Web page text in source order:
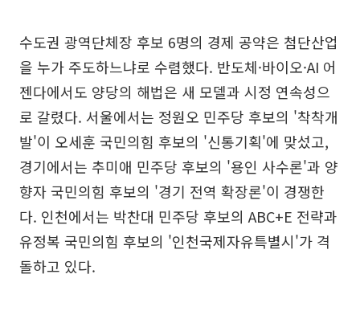
수도권 광역단체장 후보 6명의 경제 공약은 첨단산업
을 누가 주도하느냐로 수렴했다. 반도체·바이오·AI 어
젠다에서도 양당의 해법은 새 모델과 시정 연속성으
로 갈렸다. 서울에서는 정원오 민주당 후보의 '착착개
발'이 오세훈 국민의힘 후보의 '신통기획'에 맞섰고,
경기에서는 추미애 민주당 후보의 '용인 사수론'과 양
향자 국민의힘 후보의 '경기 전역 확장론'이 경쟁한
다. 인천에서는 박찬대 민주당 후보의 ABC+E 전략과
유정복 국민의힘 후보의 '인천국제자유특별시'가 격
돌하고 있다.